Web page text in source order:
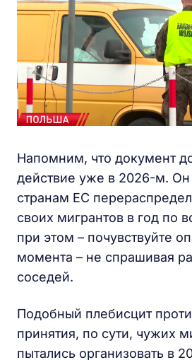
Напомним, что документ
действие уже в 2026-м. Он
странам ЕС
своих мигрантов в год по
при этом – почувствуйте
момента – не спрашивая
соседей.
Подобный плебисцит
принятия, по сути, чужих
пытались организовать в